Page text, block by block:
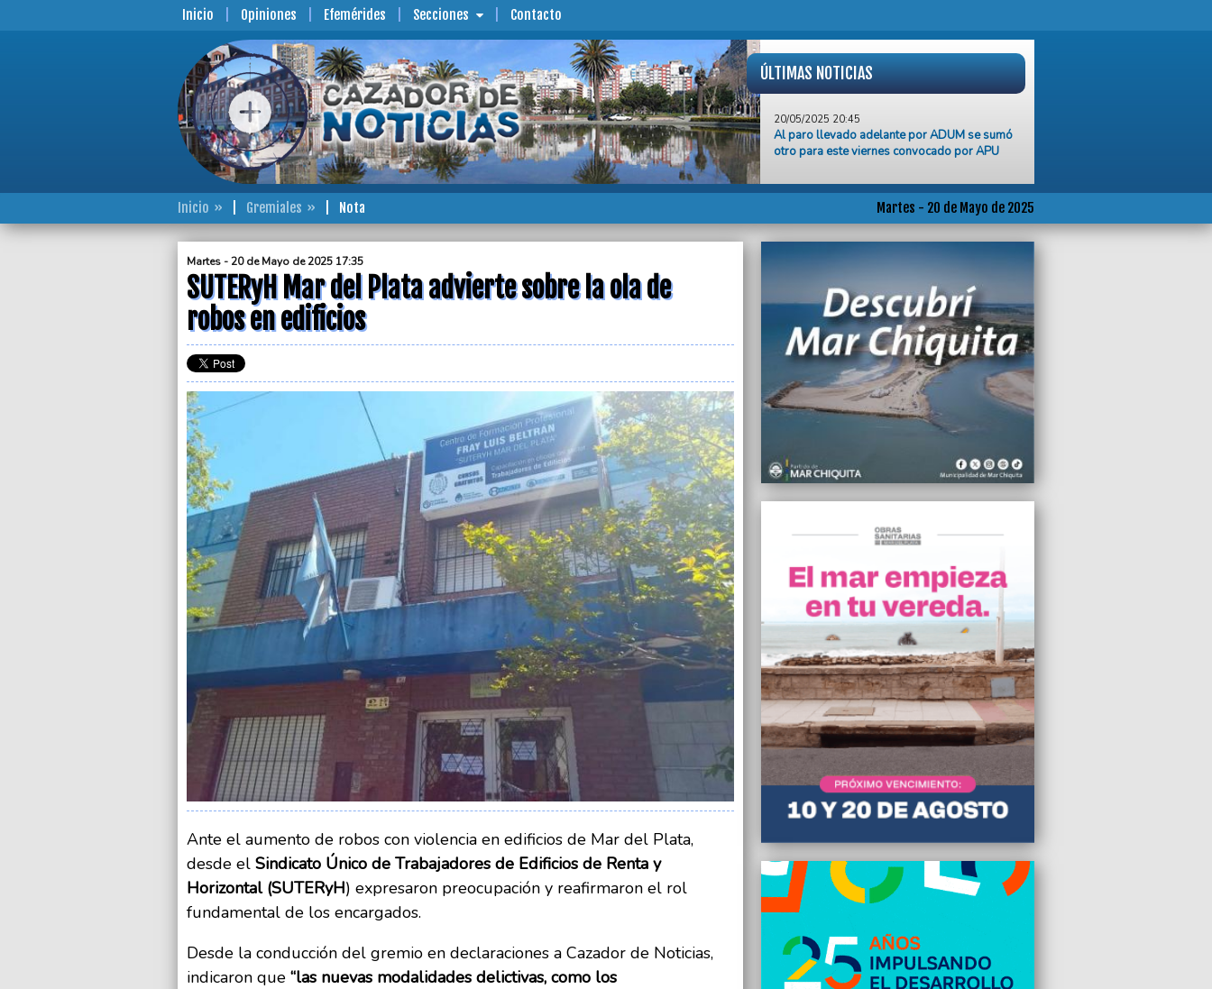
Inicio Opiniones Efemérides Secciones Contacto
ÚLTIMAS NOTICIAS
Al paro llevado adelante por ADUM se sumó
otro para este viernes convocado por APU
La AJB valoró el diálogo con la Provincia y
aceptó el aumento del 10%
20/05/2025 20:34
Empleados de Comercio reclaman el pago
completo de la paritaria en mayoristas
20/05/2025 20:33
Abad propone penas más duras para quienes
agredan a docentes, personal de salud y
choferes de transporte público
20/05/2025 18:41
Afirman que el nivel de acatamiento al paro
docente superó el 80% en Mar del Plata
SUTERyH Mar del Plata advierte sobre la ola
de robos en edificios
20/05/2025 16:36
Valencia y la costa
20/05/2025 15:49
Milei eliminó la oficina que investigaba el
Criptogate $LIBRA
20/05/2025 15:45
Proyecto marplatense fue distinguido como el
mejor del país
20/05/2025 15:30
El PRO ayudará a LLA a frenar proyectos
sobre jubilaciones en diputados
Martes - 20 de Mayo de 2025
Inicio Gremiales Nota
Martes - 20 de Mayo de 2025 17:35
SUTERyH Mar del Plata advierte sobre la ola de
robos en edificios
Ante el aumento de robos con violencia en edificios de Mar del Plata,
desde el Sindicato Único de Trabajadores de Edificios de Renta y
Horizontal (SUTERyH) expresaron preocupación y reafirmaron el rol
fundamental de los encargados.
Desde la conducción del gremio en declaraciones a Cazador de Noticias,
indicaron que “las nuevas modalidades delictivas, como los